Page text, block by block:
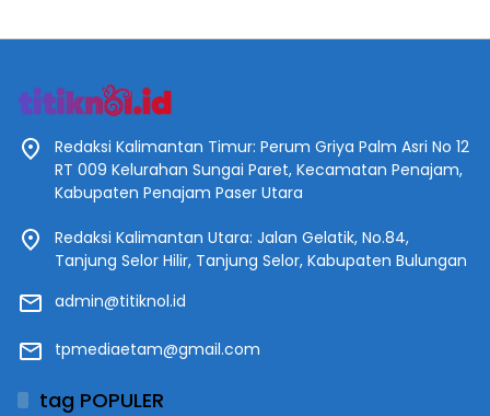
Redaksi Kalimantan Timur: Perum Griya Palm Asri No 12
RT 009 Kelurahan Sungai Paret, Kecamatan Penajam,
Kabupaten Penajam Paser Utara
Redaksi Kalimantan Utara: Jalan Gelatik, No.84,
Tanjung Selor Hilir, Tanjung Selor, Kabupaten Bulungan
admin@titiknol.id
tpmediaetam@gmail.com
tag POPULER